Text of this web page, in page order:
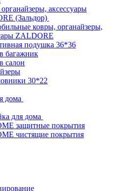
аксессуары
(Зальдор)
ковры, органайзеры,
ZALDORE
подушка 36*36
багажник
салон
30*22
дома
для дома
защитные покрытия
чистящие покрытия